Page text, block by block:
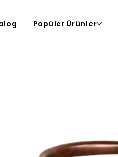
Popüler Ürünler